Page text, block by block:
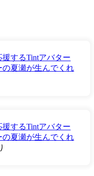
するTintアバター
夏瀬が生んでくれ
するTintアバター
夏瀬が生んでくれ